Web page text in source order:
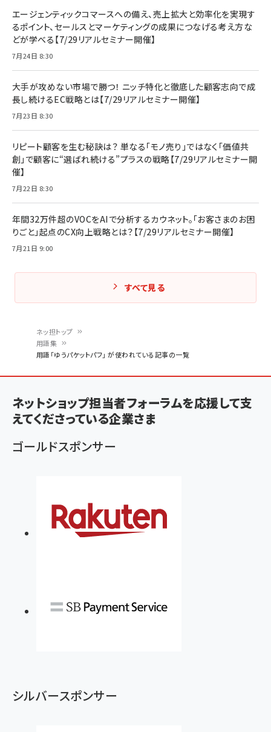
ン
く
ず
ネッ担トップ
用語集
用語「ゆうパケットパフ」 が使われている記事の一覧
エージェンティックコマースへの備え、売上拡大と効率化を実現す
るポイント、セールスとマーケティングの成果につなげる考え方な
どが学べる【7/29リアルセミナー開催】
7月24日 8:30
大手が攻めない市場で勝つ！ ニッチ特化と徹底した顧客志向で成
長し続けるEC戦略とは【7/29リアルセミナー開催】
7月23日 8:30
リピート顧客を生む秘訣は？ 単なる「モノ売り」ではなく「価値共
創」で顧客に“選ばれ続ける”プラスの戦略【7/29リアルセミナー開
催】
7月22日 8:30
年間32万件超のVOCをAIで分析するカウネット。「お客さまのお困
りごと」起点のCX向上戦略とは？【7/29リアルセミナー開催】
7月21日 9:00
すべて見る
ネットショップ担当者フォーラムを応援して支
えてくださっている企業さま
ゴールドスポンサー
シルバースポンサー